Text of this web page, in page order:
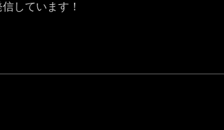
しています！